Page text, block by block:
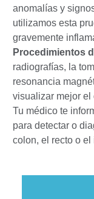
anomalías y
utilizamos esta
gravemente
Procedimientos
radiografías, la
resonancia
visualizar mejor el
Tu médico te
para detectar o
colon, el recto o